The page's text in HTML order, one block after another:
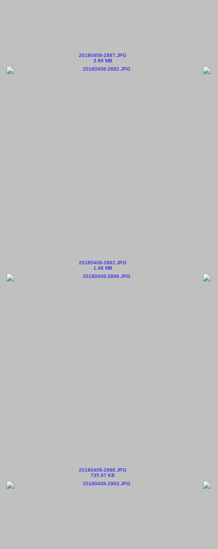
20180408-2887.JPG
3.86 MB
20180408-2892.JPG
1.48 MB
20180408-2898.JPG
735.97 KB